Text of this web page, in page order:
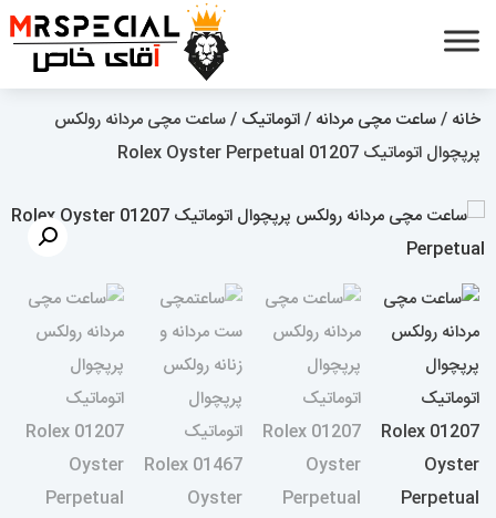
خانه /ساعت مچی مردانه /اتوماتیک / ساعت مچی مردانه رولکس
پرپچوال اتوماتیک 01207 Rolex Oyster Perpetual